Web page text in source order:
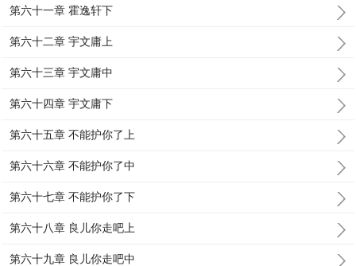
第六十一章 霍逸轩下
第六十二章 宇文庸上
第六十三章 宇文庸中
第六十四章 宇文庸下
第六十五章 不能护你了上
第六十六章 不能护你了中
第六十七章 不能护你了下
第六十八章 良儿你走吧上
第六十九章 良儿你走吧中